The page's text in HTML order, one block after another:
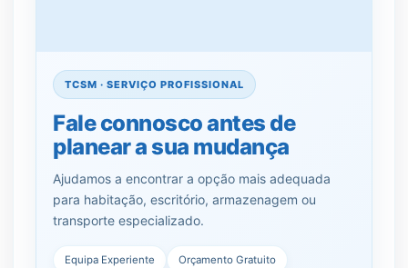
TCSM · SERVIÇO PROFISSIONAL
Fale connosco antes de
planear a sua mudança
Ajudamos a encontrar a opção mais adequada
para habitação, escritório, armazenagem ou
transporte especializado.
Equipa Experiente Orçamento Gratuito